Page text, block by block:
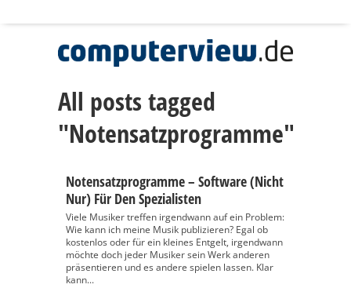
All posts tagged
"Notensatzprogramme"
Notensatzprogramme – Software (nicht
Nur) Für Den Spezialisten
Viele Musiker treffen irgendwann auf ein Problem:
Wie kann ich meine Musik publizieren? Egal ob
kostenlos oder für ein kleines Entgelt, irgendwann
möchte doch jeder Musiker sein Werk anderen
präsentieren und es andere spielen lassen. Klar
kann...